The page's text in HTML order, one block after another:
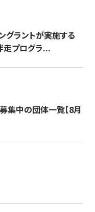
グラントが実施する
走プログラ...
集中の団体一覧【8月